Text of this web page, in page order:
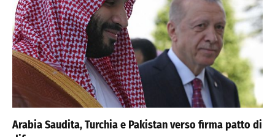
Arabia Saudita, Turchia e Pakistan verso firma patto di